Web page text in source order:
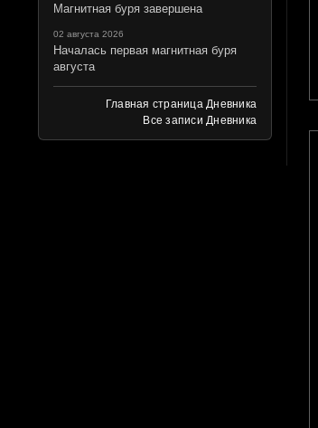
Магнитная буря завершена
02 августа 2026
Началась первая магнитная буря
августа
Главная страница Дневника
Все записи Дневника